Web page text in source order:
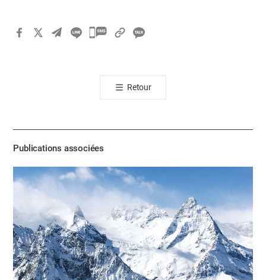
카
톡
공
기
Retour
Publications associées